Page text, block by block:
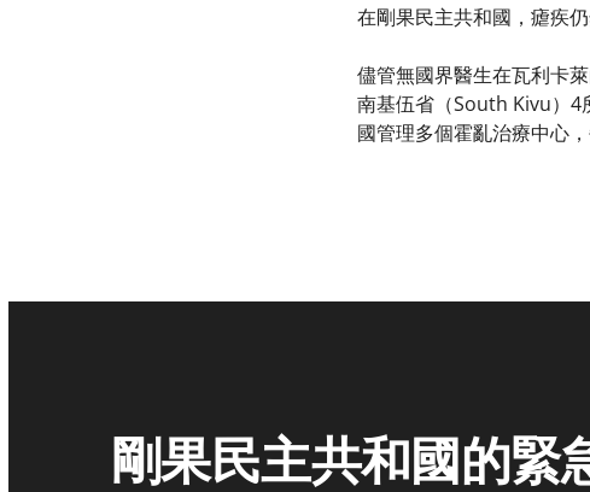
在剛果民主共和國，瘧疾
儘管無國界醫生在瓦利卡
南基伍省（South Kivu）4
國管理多個霍亂治療中心
剛果民主共和國的緊